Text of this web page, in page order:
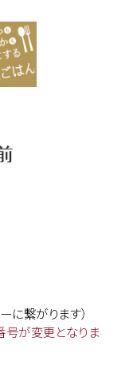
に繋がります）
号が変更となりま